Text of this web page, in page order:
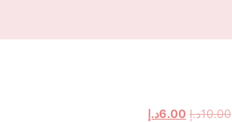
10.00د.إ السعر
6.00د.إ